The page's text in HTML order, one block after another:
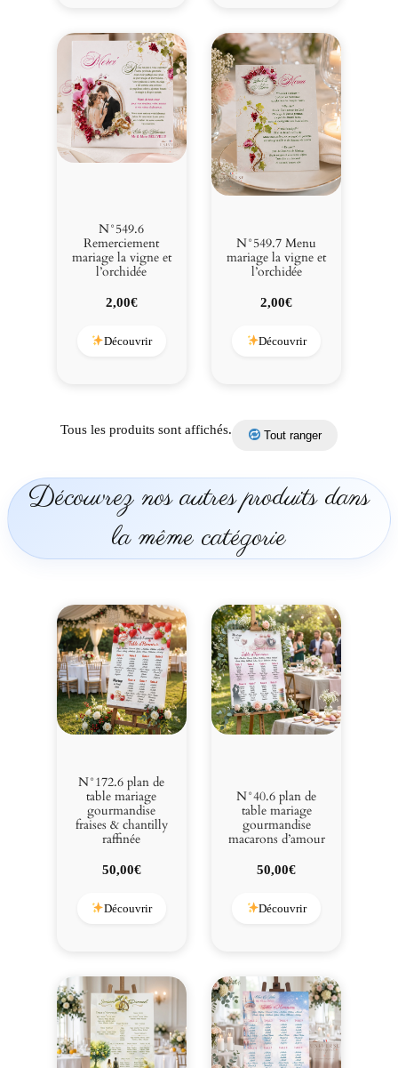
N°549.6
Remerciement
mariage la vigne et
l’orchidée
2,00€
Découvrir
N°549.7 Menu
mariage la vigne et
l’orchidée
2,00€
Découvrir
Tous les produits sont affichés. Tout ranger
Découvrez nos autres produits dans
la même catégorie
N°172.6 plan de
table mariage
gourmandise
fraises & chantilly
raffinée
50,00€
Découvrir
N°40.6 plan de
table mariage
gourmandise
macarons d’amour
50,00€
Découvrir